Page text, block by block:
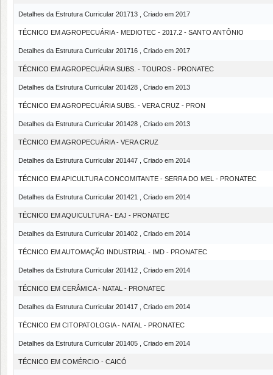
Detalhes da Estrutura Curricular 201713 , Criado em 2017
TÉCNICO EM AGROPECUÁRIA - MEDIOTEC - 2017.2 - SANTO ANTÔNIO
Detalhes da Estrutura Curricular 201716 , Criado em 2017
TÉCNICO EM AGROPECUÁRIA SUBS. - TOUROS - PRONATEC
Detalhes da Estrutura Curricular 201428 , Criado em 2013
TÉCNICO EM AGROPECUÁRIA SUBS. - VERA CRUZ - PRON
Detalhes da Estrutura Curricular 201428 , Criado em 2013
TÉCNICO EM AGROPECUÁRIA - VERA CRUZ
Detalhes da Estrutura Curricular 201447 , Criado em 2014
TÉCNICO EM APICULTURA CONCOMITANTE - SERRA DO MEL - PRONATEC
Detalhes da Estrutura Curricular 201421 , Criado em 2014
TÉCNICO EM AQUICULTURA - EAJ - PRONATEC
Detalhes da Estrutura Curricular 201402 , Criado em 2014
TÉCNICO EM AUTOMAÇÃO INDUSTRIAL - IMD - PRONATEC
Detalhes da Estrutura Curricular 201412 , Criado em 2014
TÉCNICO EM CERÂMICA - NATAL - PRONATEC
Detalhes da Estrutura Curricular 201417 , Criado em 2014
TÉCNICO EM CITOPATOLOGIA - NATAL - PRONATEC
Detalhes da Estrutura Curricular 201405 , Criado em 2014
TÉCNICO EM COMÉRCIO - CAICÓ